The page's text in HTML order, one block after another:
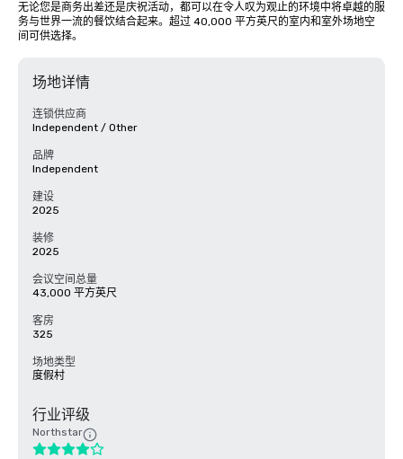
无论您是商务出差还是庆祝活动，都可以在令人叹为观止的环境中将卓越的服
务与世界一流的餐饮结合起来。超过 40,000 平方英尺的室内和室外场地空
间可供选择。
场地详情
连锁供应商
Independent / Other
品牌
Independent
建设
2025
装修
2025
会议空间总量
43,000 平方英尺
客房
325
场地类型
度假村
行业评级
Northstar